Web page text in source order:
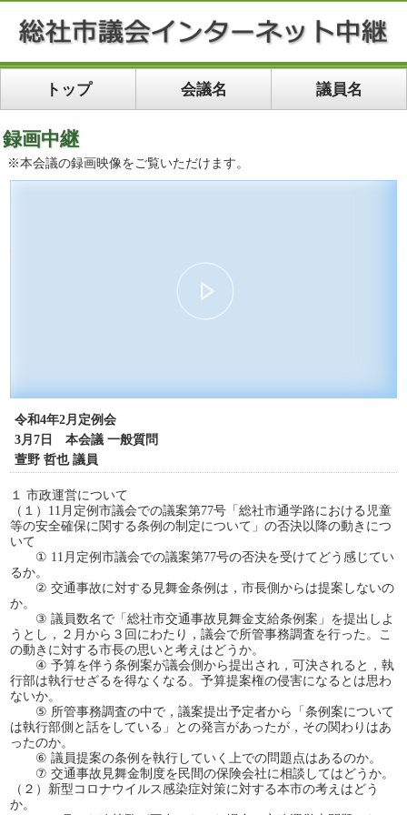
トップ 会議名 議員名
録画中継
※本会議の録画映像をご覧いただけます。
令和4年2月定例会
3月7日 本会議 一般質問
萱野 哲也 議員
１ 市政運営について
（１）11月定例市議会での議案第77号「総社市通学路における児童
等の安全確保に関する条例の制定について」の否決以降の動きにつ
いて
① 11月定例市議会での議案第77号の否決を受けてどう感じてい
るか。
② 交通事故に対する見舞金条例は，市長側からは提案しないの
か。
③ 議員数名で「総社市交通事故見舞金支給条例案」を提出しよ
うとし，２月から３回にわたり，議会で所管事務調査を行った。こ
の動きに対する市長の思いと考えはどうか。
④ 予算を伴う条例案が議会側から提出され，可決されると，執
行部は執行せざるを得なくなる。予算提案権の侵害になるとは思わ
ないか。
⑤ 所管事務調査の中で，議案提出予定者から「条例案について
は執行部側と話をしている」との発言があったが，その関わりはあ
ったのか。
⑥ 議員提案の条例を執行していく上での問題点はあるのか。
⑦ 交通事故見舞金制度を民間の保険会社に相談してはどうか。
（２）新型コロナウイルス感染症対策に対する本市の考えはどう
か。